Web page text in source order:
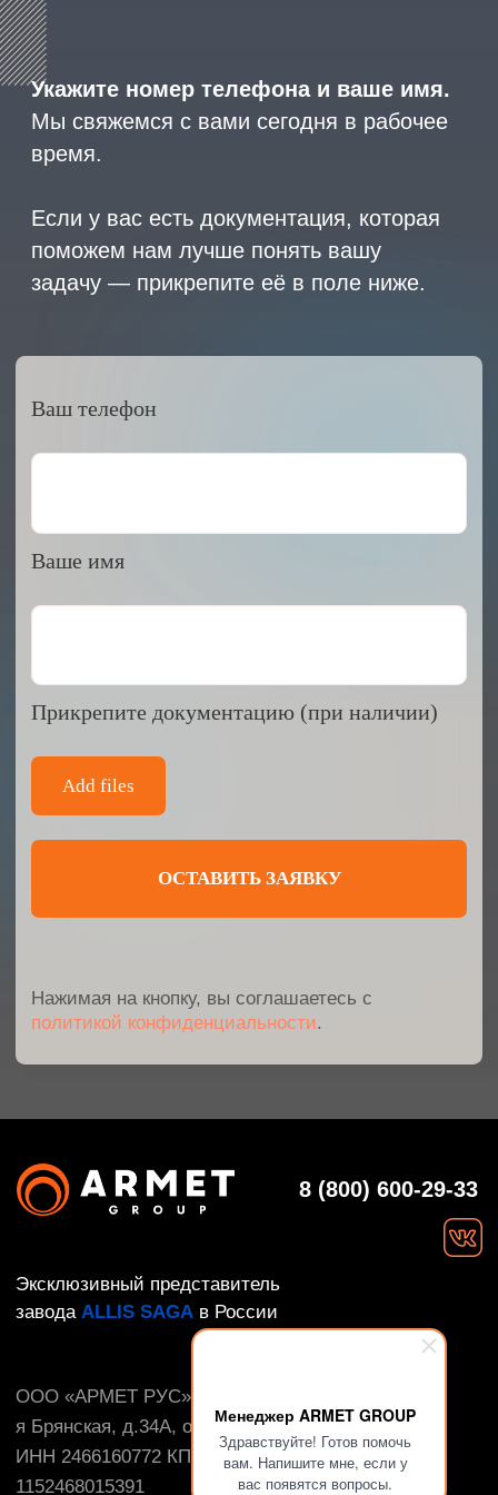
Менеджер ARMET GROUP
Здравствуйте! Готов помочь
вам. Напишите мне, если у
вас появятся вопросы.
2023 © ARMET GROUP